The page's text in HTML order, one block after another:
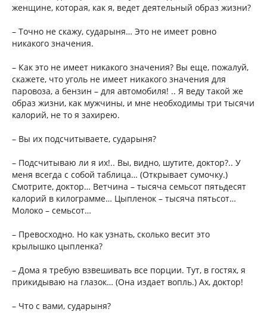
женщине, которая, как я, ведет деятельный образ жизни?
– Точно не скажу, сударыня… Это не имеет ровно
никакого значения.
– Как это не имеет никакого значения? Вы еще, пожалуй,
скажете, что уголь не имеет никакого значения для
паровоза, а бензин – для автомобиля! .. Я веду такой же
образ жизни, как мужчины, и мне необходимы три тысячи
калорий, не то я захирею.
– Вы их подсчитываете, сударыня?
– Подсчитываю ли я их!.. Вы, видно, шутите, доктор?.. У
меня всегда с собой таблица… (Открывает сумочку.)
Смотрите, доктор… Ветчина – тысяча семьсот пятьдесят
калорий в килограмме… Цыпленок – тысяча пятьсот…
Молоко – семьсот…
– Превосходно. Но как узнать, сколько весит это
крылышко цыпленка?
– Дома я требую взвешивать все порции. Тут, в гостях, я
прикидываю на глазок… (Она издает вопль.) Ах, доктор!
– Что с вами, сударыня?